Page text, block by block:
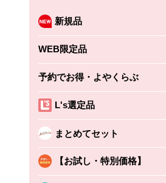
新規品
WEB限定品
予約でお得・よやくらぶ
L's選定品
まとめてセット
【お試し・特別価格】